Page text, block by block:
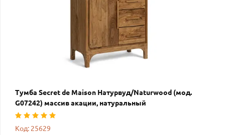
Тумба Secret de Maison Натурвуд/Naturwood (мод.
G07242) массив акации, натуральный
Код: 25629